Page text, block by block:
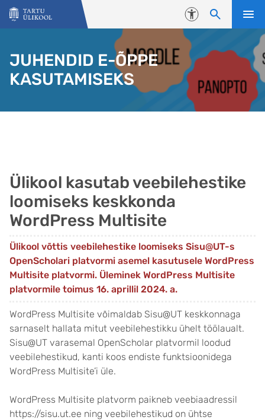
Liigu edasi põhisisu juurde
Juurdepääsetavus
JUHENDID E-ÕPPE
KASUTAMISEKS
Ülikool kasutab veebilehestike
loomiseks keskkonda
WordPress Multisite
Ülikool võttis veebilehestike loomiseks Sisu@UT-s
OpenScholari platvormi asemel kasutusele WordPress
Multisite platvormi. Üleminek WordPress Multisite
platvormile toimus 16. aprillil 2024. a.
WordPress Multisite võimaldab Sisu@UT keskkonnaga
sarnaselt hallata mitut veebilehestikku ühelt töölaualt.
Sisu@UT varasemal OpenScholar platvormil loodud
veebilehestikud, kanti koos endiste funktsioonidega
WordPress Multisite’i üle.
WordPress Multisite platvorm paikneb veebiaadressil
https://sisu.ut.ee ning veebilehestikud on ühtse